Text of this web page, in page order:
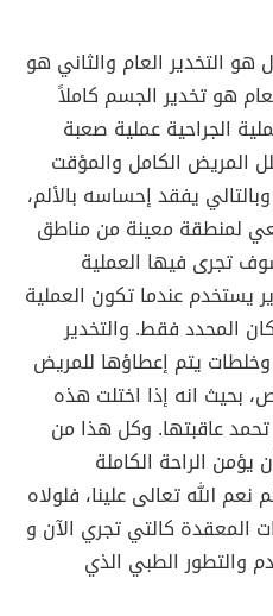
هو التخدير العام والثاني هو
هو تخدير الجسم كاملاً
الجراحية عملية صعبة
المريض الكامل والمؤقت
يفقد إحساسه بالألم،
لمنطقة معينة من مناطق
تجرى فيها العملية
يستخدم عندما تكون العملية
المحدد فقط. والتخدير
يتم إعطاؤها للمريض
بحيث انه إذا اختلت هذه
عاقبتها. وكل هذا من
الراحة الكاملة
الله تعالى علينا، فلولاه
المعقدة كالتي تجري الآن و
والتطور الطبي الذي